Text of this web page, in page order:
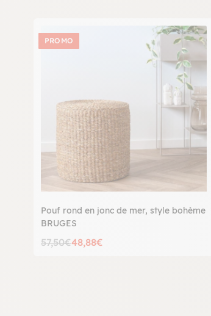
PROMO
Pouf rond en jonc de mer, style bohème
BRUGES
57,50€48,88€